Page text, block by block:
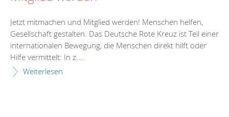
Jetzt mitmachen und Mitglied werden! Menschen helfen,
Gesellschaft gestalten. Das Deutsche Rote Kreuz ist Teil einer
internationalen Bewegung, die Menschen direkt hilft oder
Hilfe vermittelt: In z....
Weiterlesen